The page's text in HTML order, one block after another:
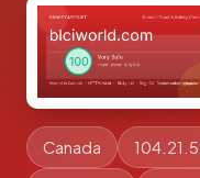
Canada